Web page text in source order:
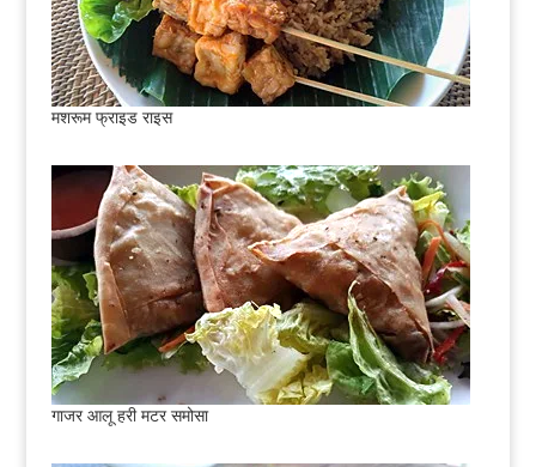
मशरूम फ्राइड राइस
गाजर आलू हरी मटर समोसा